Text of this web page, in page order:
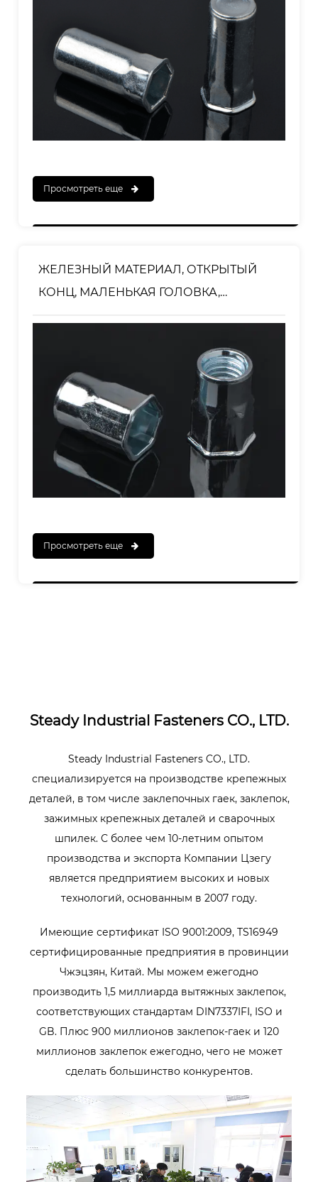
Просмотреть еще
ЖЕЛЕЗНЫЙ МАТЕРИАЛ, ОТКРЫТЫЙ
КОНЦ, МАЛЕНЬКАЯ ГОЛОВКА,
Просмотреть еще
Steady Industrial Fasteners CO., LTD.
Steady Industrial Fasteners CO., LTD.
специализируется на производстве крепежных
деталей, в том числе заклепочных гаек, заклепок,
зажимных крепежных деталей и сварочных
шпилек. С более чем 10-летним опытом
производства и экспорта Компании Цзегу
является предприятием высоких и новых
технологий, основанным в 2007 году.
Имеющие сертификат ISO 9001:2009, TS16949
сертифицированные предприятия в провинции
Чжэцзян, Китай. Мы можем ежегодно
производить 1,5 миллиарда вытяжных заклепок,
соответствующих стандартам DIN7337IFI, ISO и
GB. Плюс 900 миллионов заклепок-гаек и 120
миллионов заклепок ежегодно, чего не может
сделать большинство конкурентов.